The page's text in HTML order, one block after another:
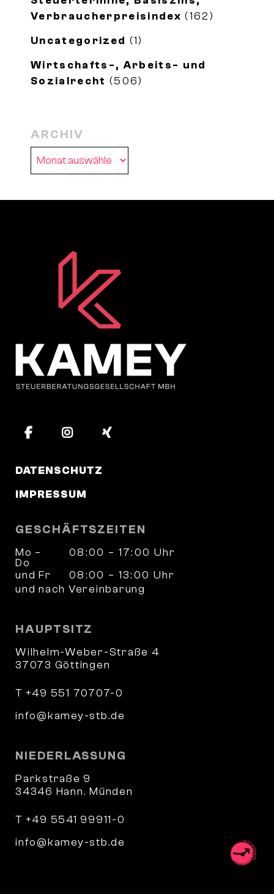
Verbraucherpreisindex (162)
Uncategorized (1)
Wirtschafts-, Arbeits- und
Sozialrecht (506)
ARCHIV
DATENSCHUTZ
IMPRESSUM
GESCHÄFTSZEITEN
Mo –
Do
08:00 – 17:00 Uhr
und Fr
08:00 – 13:00 Uhr
und nach Vereinbarung
HAUPTSITZ
Wilhelm-Weber-Straße 4
37073 Göttingen
T +49 551 70707-0
info@kamey-stb.de
NIEDERLASSUNG
Parkstraße 9
34346 Hann. Münden
T +49 5541 99911-0
info@kamey-stb.de